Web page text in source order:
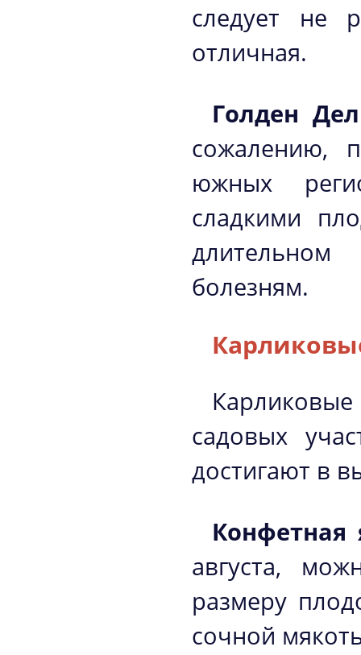
следует не
отличная.
Голден
сожалению,
южных
сладкими
длительном
болезням.
садовых
достигают в
Конфетная
августа,
размеру
сочной